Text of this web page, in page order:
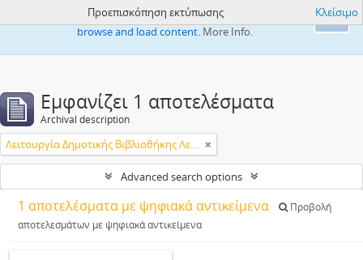
Ok
This website uses cookies to enhance your ability to
browse and load content. More Info.
Προεπισκόπηση εκτύπωσης Κλείσιμο
Εμφανίζει 1 αποτελέσματα
Archival description
Λειτουργία Δημοτικής Βιβλιοθήκης Λεμεσού
Advanced search options
1 αποτελέσματα με ψηφιακά αντικείμενα
Προβολή
αποτελεσμάτων με ψηφιακά αντικείμενα